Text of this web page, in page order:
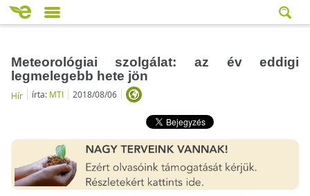
Meteorológiai szolgálat: az év eddigi
legmelegebb hete jön
Hír írta: MTI 2018/08/06